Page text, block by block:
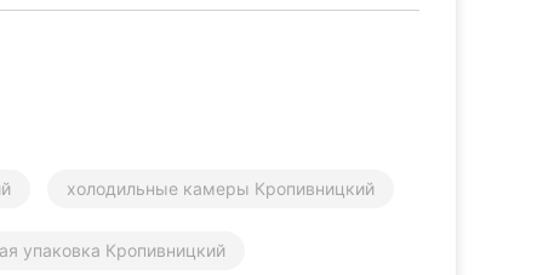
холодильные камеры Кропивницкий
упаковка Кропивницкий